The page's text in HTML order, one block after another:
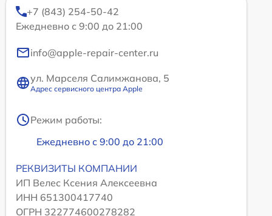
+7 (843) 254-50-42
Ежедневно с 9:00 до 21:00
info@apple-repair-center.ru
ул. Марселя Салимжанова, 5
Адрес сервисного центра Apple
Режим работы:
Ежедневно с 9:00 до 21:00
РЕКВИЗИТЫ КОМПАНИИ
ИП Велес Ксения Алексеевна
ИНН 651300417740
ОГРН 322774600278282